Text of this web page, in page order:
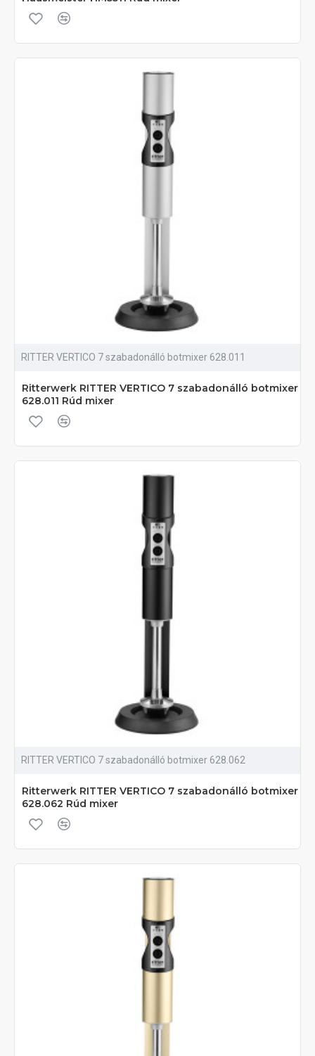
RITTER VERTICO 7 szabadonálló botmixer 628.011
Ritterwerk RITTER VERTICO 7 szabadonálló botmixer
628.011 Rúd mixer
RITTER VERTICO 7 szabadonálló botmixer 628.062
Ritterwerk RITTER VERTICO 7 szabadonálló botmixer
628.062 Rúd mixer